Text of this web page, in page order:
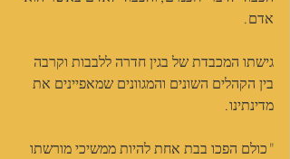
אדם.
גישתו המכבדת של בגין חדרה ללבבות וקרבה
בין הקהלים השונים והמגוונים שמאפיינים את
מדינתינו.
"כולם הפכו בבת אחת להיות ממשיכי מורשתו